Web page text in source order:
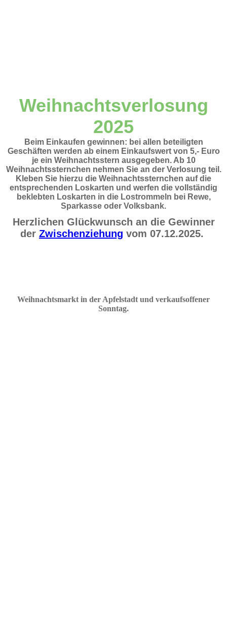
Weihnachtsverlosung
2025
Beim Einkaufen gewinnen: bei allen beteiligten
Geschäften werden ab einem Einkaufswert von 5,- Euro
je ein Weihnachtsstern ausgegeben. Ab 10
Weihnachtssternchen nehmen Sie an der Verlosung teil.
Kleben Sie hierzu die Weihnachtssternchen auf die
entsprechenden Loskarten und werfen die vollständig
beklebten Loskarten in die Lostrommeln bei Rewe,
Sparkasse oder Volksbank.
Herzlichen Glückwunsch an die Gewinner
der Zwischenziehung vom 07.12.2025.
Weihnachtsmarkt in der Apfelstadt und verkaufsoffener
Sonntag.